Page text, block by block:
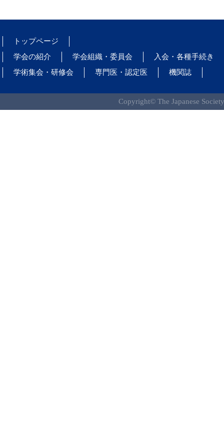
トップページ
学会の紹介
学会組織・委員会
入会・各種手続き
学術集会・研修会
専門医・認定医 機関誌
Copyright© The Japanese